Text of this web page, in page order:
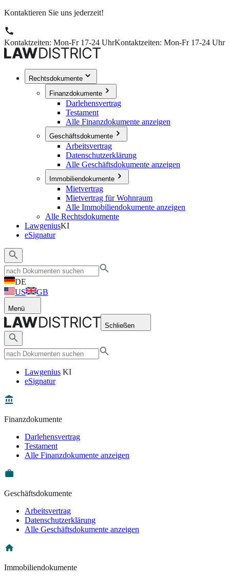
Kontaktieren Sie uns jederzeit!
Kontaktzeiten: Mon-Fr 17-24 UhrKontaktzeiten: Mon-Fr 17-24 Uhr
Rechtsdokumente
Finanzdokumente
Darlehensvertrag
Testament
Alle Finanzdokumente anzeigen
Geschäftsdokumente
Arbeitsvertrag
Datenschutzerklärung
Alle Geschäftsdokumente anzeigen
Immobiliendokumente
Mietvertrag
Mietvertrag für Wohnraum
Alle Immobiliendokumente anzeigen
Alle Rechtsdokumente
LawgeniusKI
eSignatur
DE
US
GB
Menü
Schließen
Lawgenius KI
eSignatur
Finanzdokumente
Darlehensvertrag
Testament
Alle Finanzdokumente anzeigen
Geschäftsdokumente
Arbeitsvertrag
Datenschutzerklärung
Alle Geschäftsdokumente anzeigen
Immobiliendokumente